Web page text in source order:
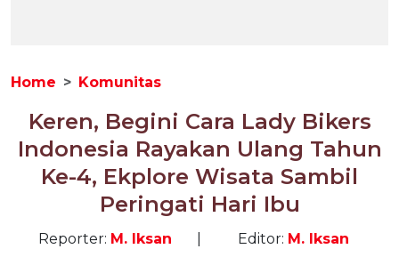
Home Komunitas
Keren, Begini Cara Lady Bikers
Indonesia Rayakan Ulang Tahun
Ke-4, Ekplore Wisata Sambil
Peringati Hari Ibu
Reporter: M. Iksan Editor: M. Iksan